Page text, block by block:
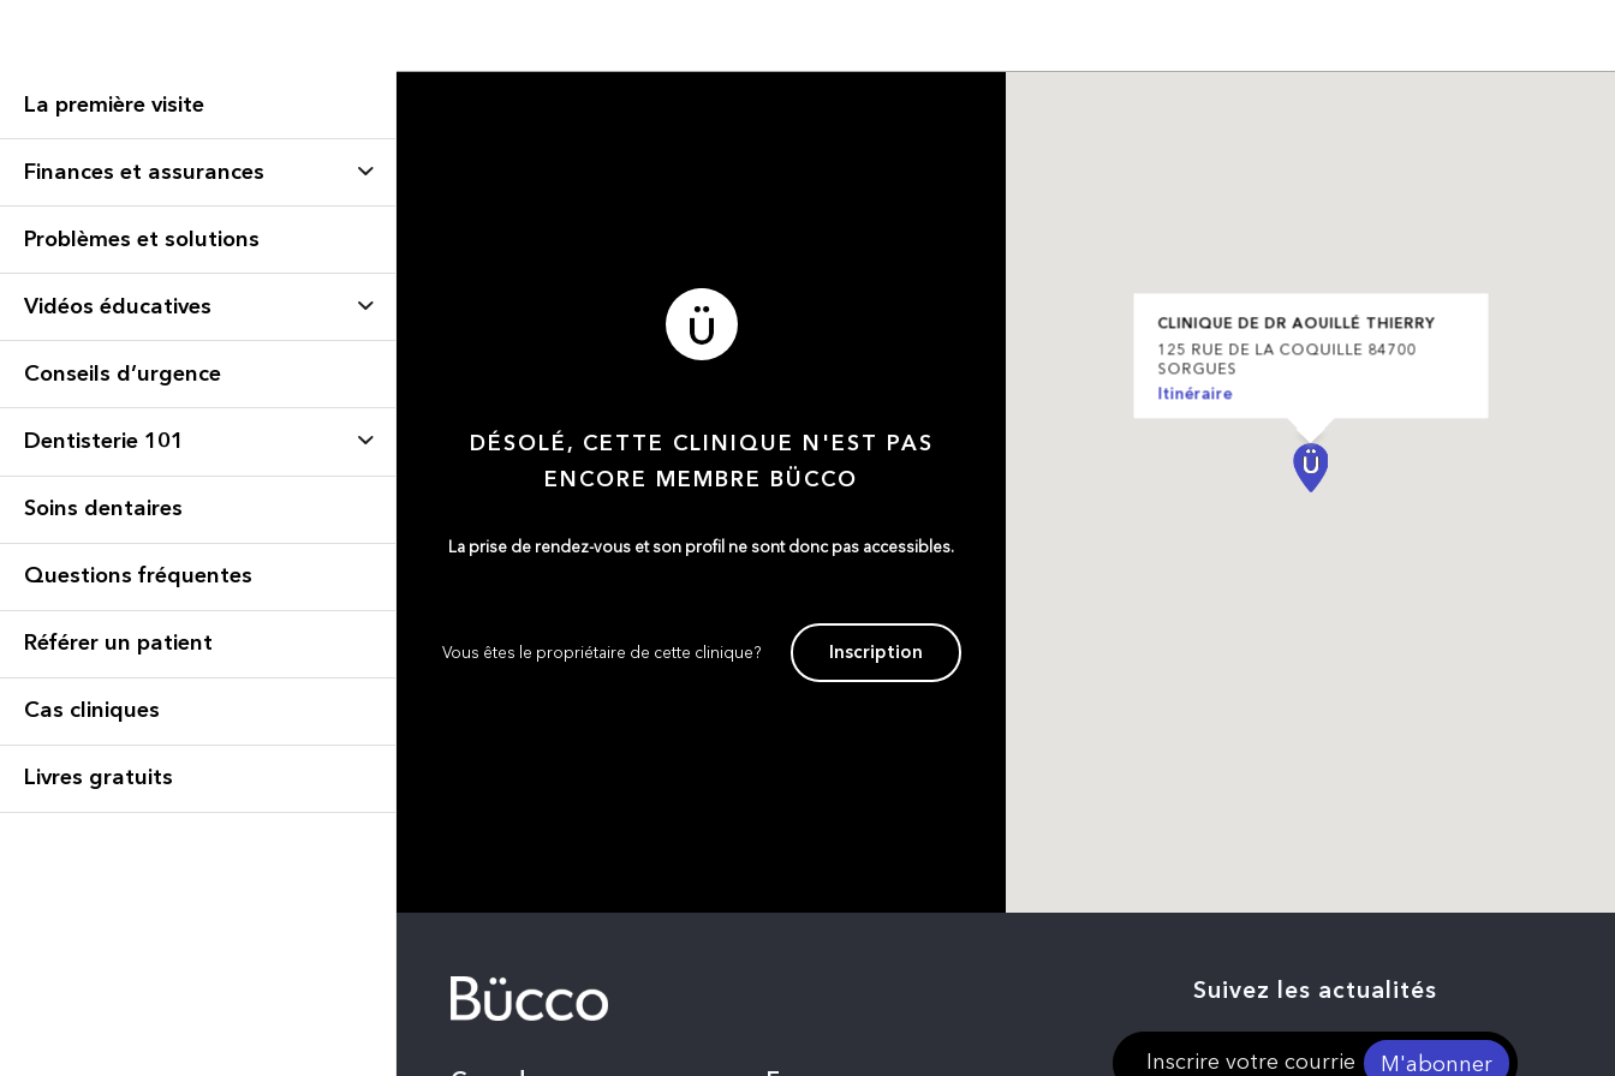
La première visite
Finances et assurances
Problèmes et solutions
Vidéos éducatives
Conseils d’urgence
Dentisterie 101
Soins dentaires
Questions fréquentes
Référer un patient
Cas cliniques
Livres gratuits
DÉSOLÉ, CETTE CLINIQUE N'EST PAS
ENCORE MEMBRE BÜCCO
La prise de rendez-vous et son profil ne sont donc pas accessibles.
Vous êtes le propriétaire de cette clinique? Inscription
CLINIQUE DE DR AOUILLÉ THIERRY
125 RUE DE LA COQUILLE 84700
SORGUES
Itinéraire
Suivez les actualités
M'abonner